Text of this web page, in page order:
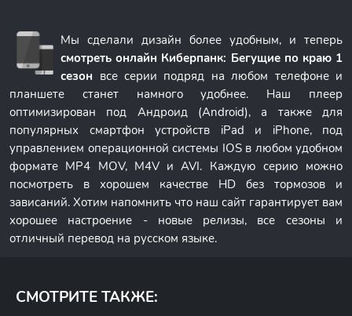
Мы сделали дизайн более удобным, и теперь
смотреть онлайн Киберпанк: Бегущие по краю 1
сезон все серии подряд на любом телефоне и
планшете станет намного удобнее. Наш плеер
оптимизирован под Андроид (Android), а также для
популярных смартфон устройств iPad и iPhone, под
управлением операционной системы IOS в любом удобном
формате MP4 MOV, M4V и AVI. Каждую серию можно
посмотреть в хорошем качестве HD без тормозов и
зависаний. Хотим напомнить что наш сайт гарантирует вам
хорошее настроение - новые релизы, все сезоны и
отличный перевод на русском языке.
СМОТРИТЕ ТАКЖЕ: